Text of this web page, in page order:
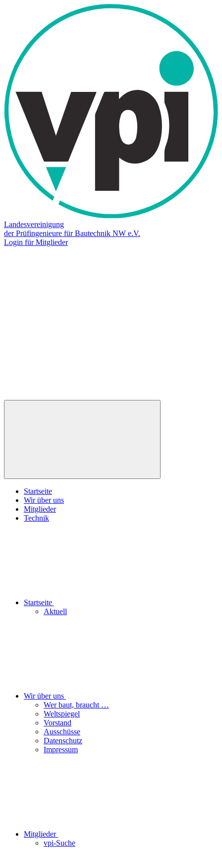
Landesvereinigung
der Prüfingenieure für Bautechnik NW e.V.
Login für Mitglieder
Startseite
Wir über uns
Mitglieder
Technik
Startseite
Aktuell
Wir über uns
Wer baut, braucht …
Weltspiegel
Vorstand
Ausschüsse
Datenschutz
Impressum
Mitglieder
vpi-Suche